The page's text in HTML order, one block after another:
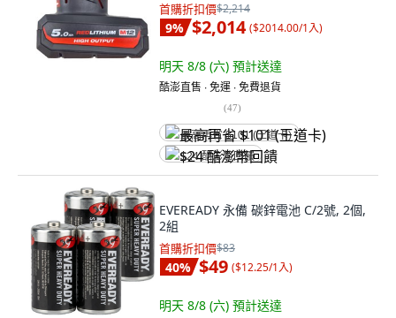
首購折扣價$2,214
9% $2,014 ($2014.00/1入)
明天 8/8 (六) 預計送達
酷澎直售 ∙ 免運 ∙ 免費退貨
(47)
最高再省 $101 (王道卡)
$24 酷澎幣回饋
EVEREADY 永備 碳鋅電池 C/2號, 2個,
2組
首購折扣價$83
40% $49 ($12.25/1入)
明天 8/8 (六) 預計送達